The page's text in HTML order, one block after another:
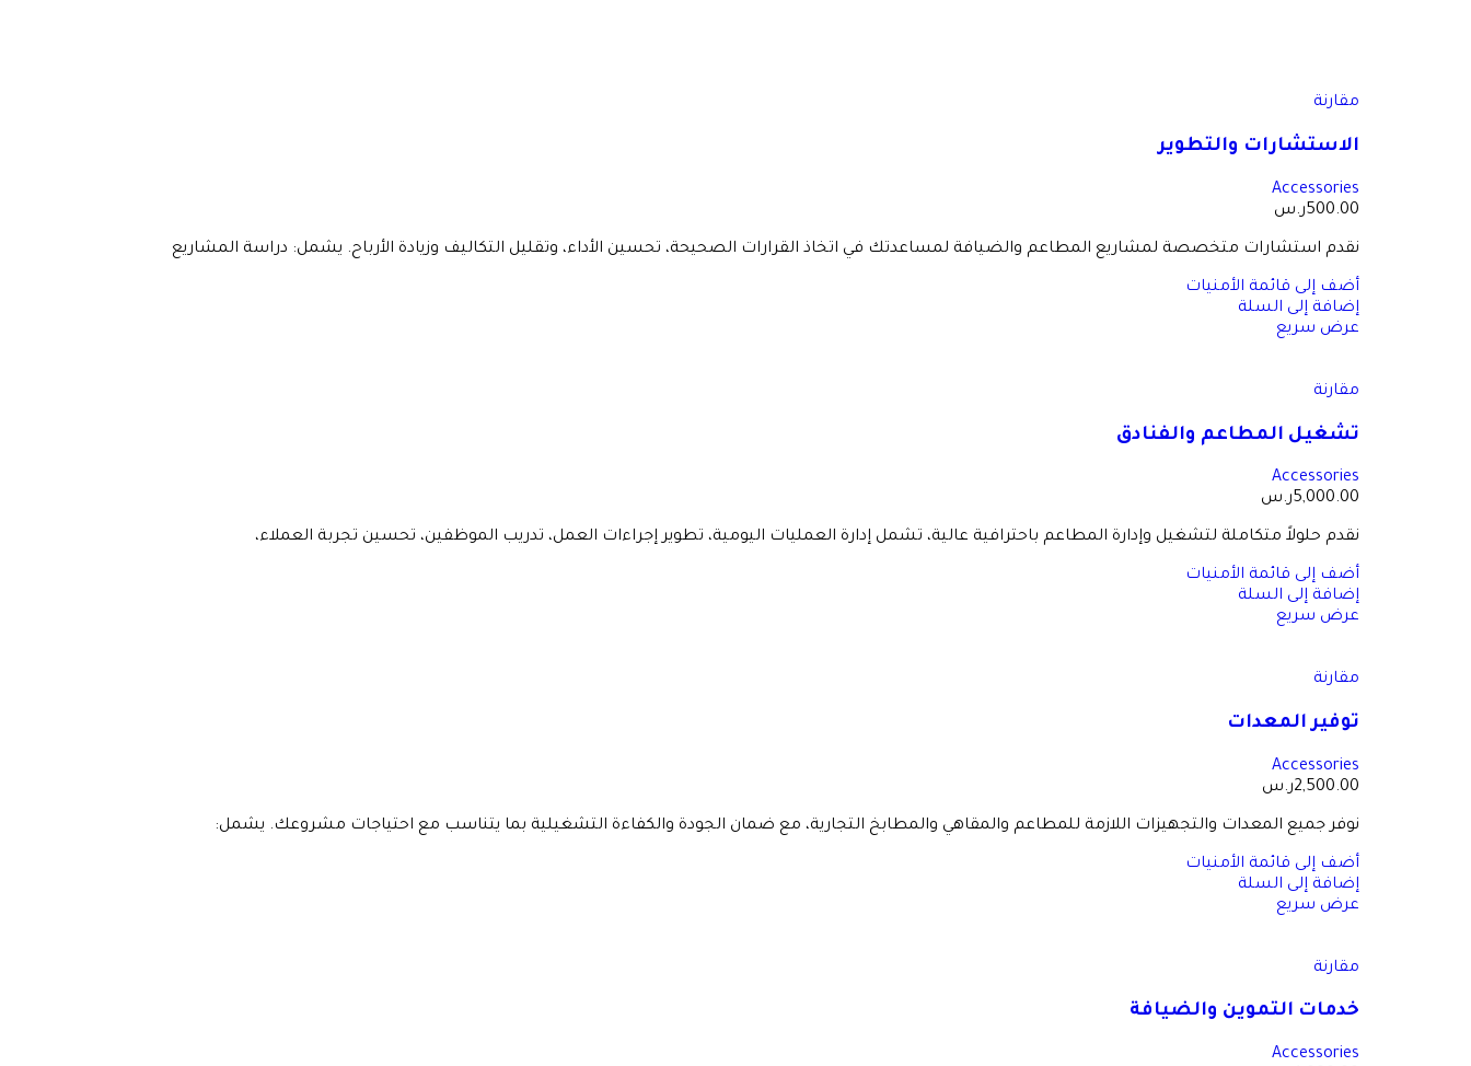
مقارنة
الاستشارات والتطوير
Accessories
500.00ر.س
نقدم استشارات متخصصة لمشاريع المطاعم والضيافة لمساعدتك في اتخاذ القرارات الصحيحة، تحسين الأداء، وتقليل التكاليف وزيادة الأرباح. يشمل: دراسة المشاريع
أضف إلى قائمة الأمنيات
إضافة إلى السلة
عرض سريع
مقارنة
تشغيل المطاعم والفنادق
Accessories
5,000.00ر.س
نقدم حلولاً متكاملة لتشغيل وإدارة المطاعم باحترافية عالية، تشمل إدارة العمليات اليومية، تطوير إجراءات العمل، تدريب الموظفين، تحسين تجربة العملاء،
أضف إلى قائمة الأمنيات
إضافة إلى السلة
عرض سريع
مقارنة
توفير المعدات
Accessories
2,500.00ر.س
نوفر جميع المعدات والتجهيزات اللازمة للمطاعم والمقاهي والمطابخ التجارية، مع ضمان الجودة والكفاءة التشغيلية بما يتناسب مع احتياجات مشروعك. يشمل:
أضف إلى قائمة الأمنيات
إضافة إلى السلة
عرض سريع
مقارنة
خدمات التموين والضيافة
Accessories